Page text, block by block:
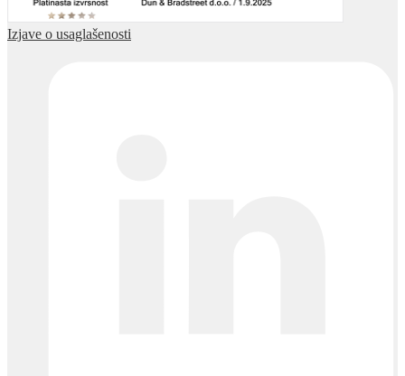
Izjave o usaglašenosti